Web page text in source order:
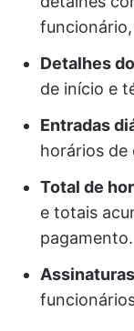
Detalhes
de início e
Entradas
horários de
Total de
e totais
pagamento.
Assinaturas